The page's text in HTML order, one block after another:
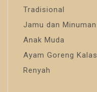
Tradisional
Jamu dan
Anak Muda
Ayam Goreng
Renyah